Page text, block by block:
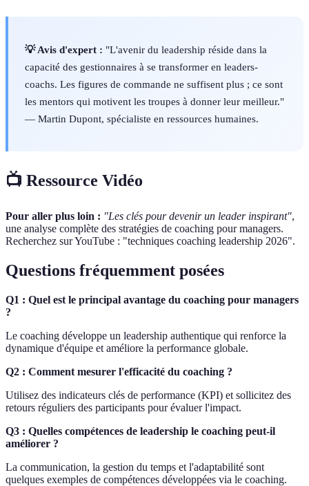
💡 Avis d'expert : "L'avenir du leadership réside dans la
capacité des gestionnaires à se transformer en leaders-
coachs. Les figures de commande ne suffisent plus ; ce sont
les mentors qui motivent les troupes à donner leur meilleur."
— Martin Dupont, spécialiste en ressources humaines.
📺 Ressource Vidéo
Pour aller plus loin : "Les clés pour devenir un leader inspirant",
une analyse complète des stratégies de coaching pour managers.
Recherchez sur YouTube : "techniques coaching leadership 2026".
Questions fréquemment posées
Q1 : Quel est le principal avantage du coaching pour managers
?
Le coaching développe un leadership authentique qui renforce la
dynamique d'équipe et améliore la performance globale.
Q2 : Comment mesurer l'efficacité du coaching ?
Utilisez des indicateurs clés de performance (KPI) et sollicitez des
retours réguliers des participants pour évaluer l'impact.
Q3 : Quelles compétences de leadership le coaching peut-il
améliorer ?
La communication, la gestion du temps et l'adaptabilité sont
quelques exemples de compétences développées via le coaching.